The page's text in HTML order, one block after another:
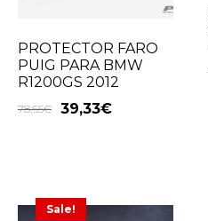
PROTECTOR FARO
PUIG PARA BMW
R1200GS 2012
78,65€ 39,33€
Sale!